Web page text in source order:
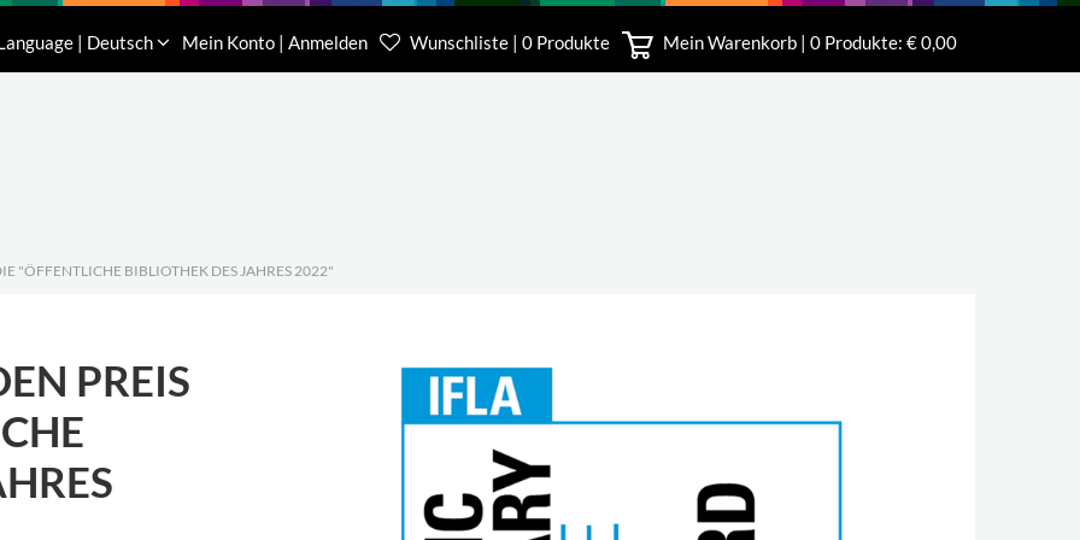
| Deutsch Mein Konto | Anmelden Wunschliste | 0 Produkte Mein Warenkorb | 0 Produkte: € 0,00
Kundenberater Projekte
(0) 62 32-31 81-00
Kundenberater Webshop
(0) 62 32-31 81-21
"ÖFFENTLICHE BIBLIOTHEK DES JAHRES 2022"
PREIS